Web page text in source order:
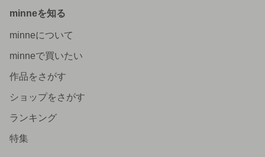
minneを知る
minneについて
minneで買いたい
作品をさがす
ショップをさがす
ランキング
特集